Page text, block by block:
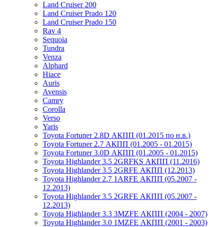
Land Cruiser 200
Land Cruiser Prado 120
Land Cruiser Prado 150
Rav 4
Sequoia
Tundra
Venza
Alphard
Hiace
Auris
Avensis
Camry
Corolla
Verso
Yaris
Toyota Fortuner 2.8D АКПП (01.2015 по н.в.)
Toyota Fortuner 2.7 АКПП (01.2005 - 01.2015)
Toyota Fortuner 3.0D АКПП (01.2005 - 01.2015)
Toyota Highlander 3.5 2GRFKS АКПП (11.2016)
Toyota Highlander 3.5 2GRFE АКПП (12.2013)
Toyota Highlander 2.7 1ARFE АКПП (05.2007 -
12.2013)
Toyota Highlander 3.5 2GRFE АКПП (05.2007 -
12.2013)
Toyota Highlander 3.3 3MZFE АКПП (2004 - 2007)
Toyota Highlander 3.0 1MZFE АКПП (2001 - 2003)